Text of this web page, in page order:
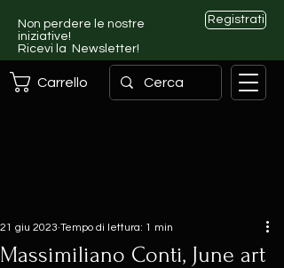
Non perdere le nostre
iniziative!
Ricevi la Newsletter!
Registrati
Carrello
Massimiliano Conti, June art
21 giu 2023 Tempo di lettura: 1 min